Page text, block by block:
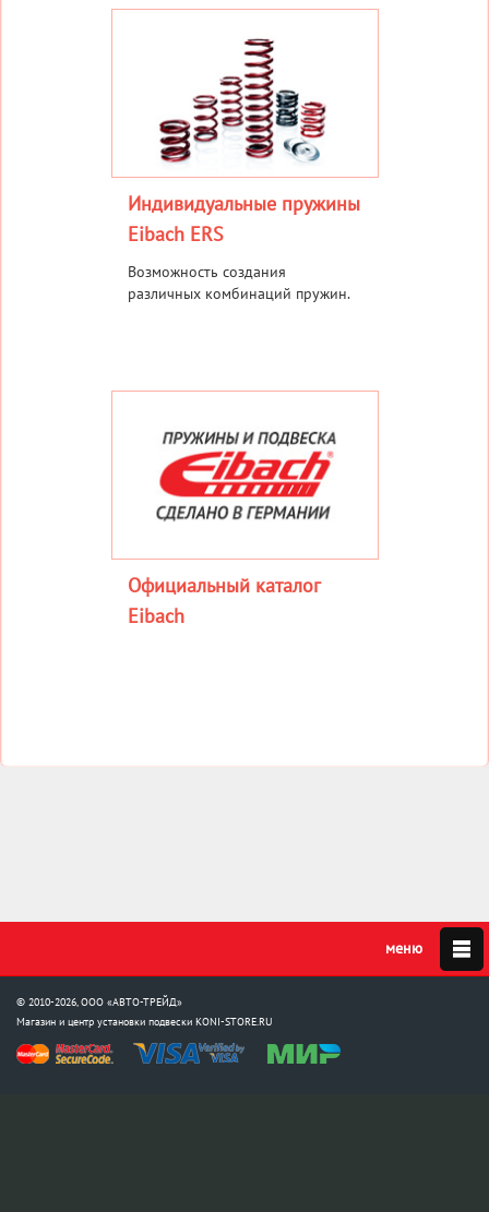
Индивидуальные пружины
Eibach ERS
Возможность создания
различных комбинаций пружин.
Официальный каталог
Eibach
© 2010-2026, ООО «АВТО-ТРЕЙД»
Магазин и центр установки подвески KONI-STORE.RU